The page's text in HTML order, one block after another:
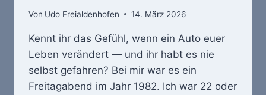
Von Udo Freialdenhofen 14. März 2026
Kennt ihr das Gefühl, wenn ein Auto euer
Leben verändert — und ihr habt es nie
selbst gefahren? Bei mir war es ein
Freitagabend im Jahr 1982. Ich war 22 oder